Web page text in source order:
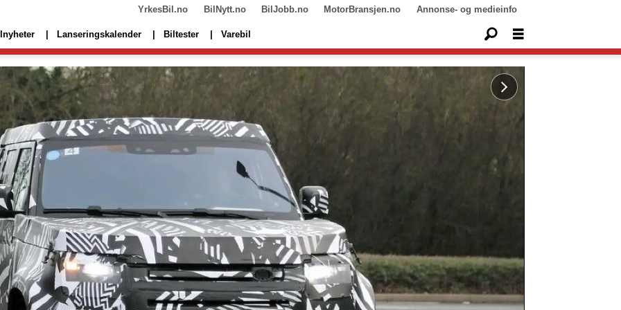
YrkesBil.no BilNytt.no BilJobb.no MotorBransjen.no Annonse- og medieinfo
Lanseringskalender Biltester Varebil